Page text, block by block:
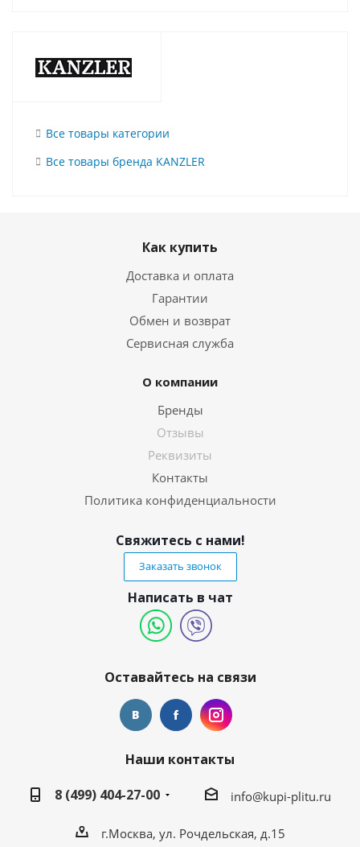
Все товары категории
Все товары бренда KANZLER
Как купить
Доставка и оплата
Гарантии
Обмен и возврат
Сервисная служба
О компании
Бренды
Отзывы
Реквизиты
Контакты
Политика конфиденциальности
Свяжитесь с нами!
Заказать звонок
Написать в чат
Оставайтесь на связи
Наши контакты
8 (499) 404-27-00
info@kupi-plitu.ru
г.Москва, ул. Рочдельская, д.15